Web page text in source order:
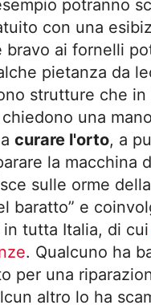
potranno
con una
bravo ai fornelli
pietanza da
strutture che in
una
curare l'orto, a
la macchina
sulle orme della
baratto” e
tutta Italia, di cui
. Qualcuno ha
per una
altro lo ha